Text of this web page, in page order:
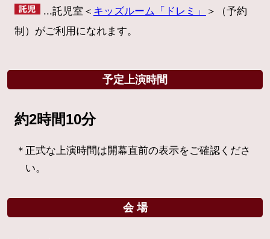
...託児室＜ キッズルーム「ドレミ」
＞（予約
制）がご利用になれます。
予定上演時間
約2時間10分
正式な上演時間は開幕直前の表示をご確認くださ
い。
会 場